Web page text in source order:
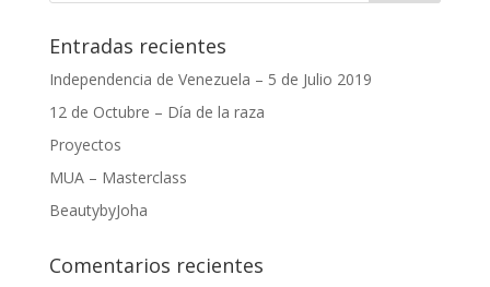
Entradas recientes
Independencia de Venezuela – 5 de Julio 2019
12 de Octubre – Día de la raza
Proyectos
MUA – Masterclass
BeautybyJoha
Comentarios recientes